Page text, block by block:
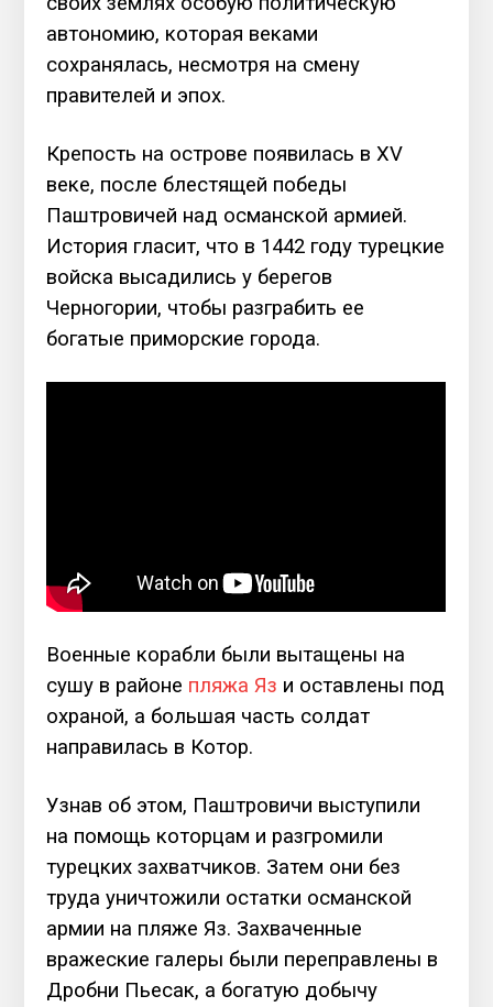
автономию, которая веками
сохранялась, несмотря на смену
правителей и эпох.
Крепость на острове появилась в XV
веке, после блестящей победы
Паштровичей над османской армией.
История гласит, что в 1442 году турецкие
войска высадились у берегов
Черногории, чтобы разграбить ее
богатые приморские города.
Военные корабли были вытащены на
сушу в районе пляжа Яз и оставлены под
охраной, а большая часть солдат
направилась в Котор.
Узнав об этом, Паштровичи выступили
на помощь которцам и разгромили
турецких захватчиков. Затем они без
труда уничтожили остатки османской
армии на пляже Яз. Захваченные
вражеские галеры были переправлены в
Дробни Пьесак, а богатую добычу